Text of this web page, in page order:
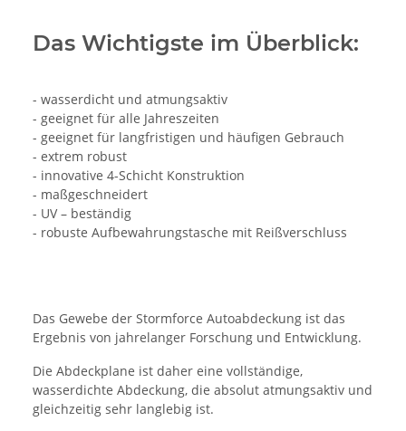
Das Wichtigste im Überblick:
- wasserdicht und atmungsaktiv
- geeignet für alle Jahreszeiten
- geeignet für langfristigen und häufigen Gebrauch
- extrem robust
- innovative 4-Schicht Konstruktion
- maßgeschneidert
- UV – beständig
- robuste Aufbewahrungstasche mit Reißverschluss
Das Gewebe der Stormforce Autoabdeckung ist das
Ergebnis von jahrelanger Forschung und Entwicklung.
Die Abdeckplane ist daher eine vollständige,
wasserdichte Abdeckung, die absolut atmungsaktiv und
gleichzeitig sehr langlebig ist.